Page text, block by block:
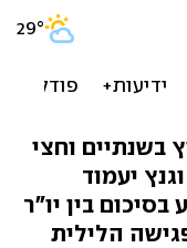
יהיה
בשנתיים וחצי
יעמוד
בין יו"ר
הלילית